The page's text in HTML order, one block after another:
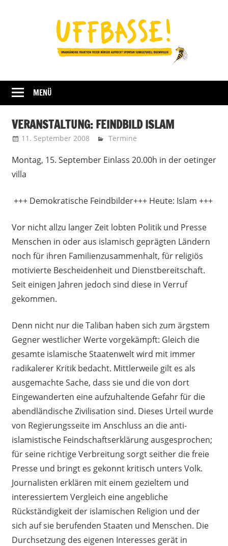
UFFBASSE!
Darmstadt
MENÜ
VERANSTALTUNG: FEINDBILD ISLAM
11. September 2008 Uffbasse
Termine
Montag, 15. September Einlass 20.00h in der oetinger
villa
+++ Demokratische Feindbilder+++ Heute: Islam +++
Vor nicht allzu langer Zeit lobten Politik und Presse
Menschen in oder aus islamisch geprägten Ländern
noch für ihren Familienzusammenhalt, für religiös
motivierte Bescheidenheit und Dienstbereitschaft.
Seit einigen Jahren jedoch sind diese in Verruf
gekommen.
Denn nicht nur die Taliban haben sich zum ärgstem
Gegner westlicher Werte vorgekämpft: Gleich die
gesamte islamische Staatenwelt wird mit immer
radikalerer Kritik bedacht. Mittlerweile gilt es als
ausgemachte Sache, dass sie und die von dort
Eingewanderten eine aufzuhaltende Gefahr für die
abendländische Zivilisation sind. Dieses Urteil wurde
von Regierungsseite im Anschluss an die anti-
islamistische Feindschaftserklärung ausgesprochen;
für seine richtige Verbreitung sorgt seither die freie
Presse und bringt es gekonnt kritisch unters Volk.
Journalisten erklären mit einem gezieltem und
interessiertem Vergleich eine angebliche
Rückständigkeit der islamischen Religion und der
sich auf sie berufenden Staaten und Menschen. Die
Durchsetzung des eigenen Interesses gerät in